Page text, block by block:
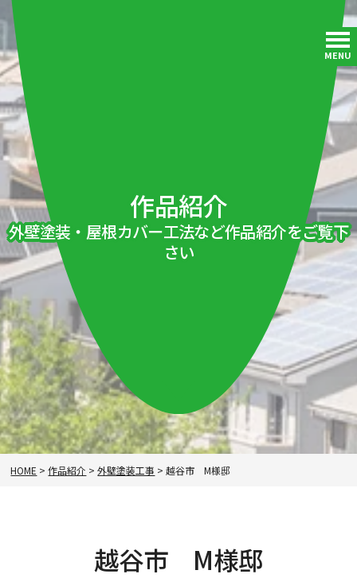
MENU
作品紹介
外壁塗装・屋根カバー工法など作品紹介をご覧下
さい
HOME >作品紹介 >外壁塗装工事 >越谷市 M様邸
越谷市 M様邸